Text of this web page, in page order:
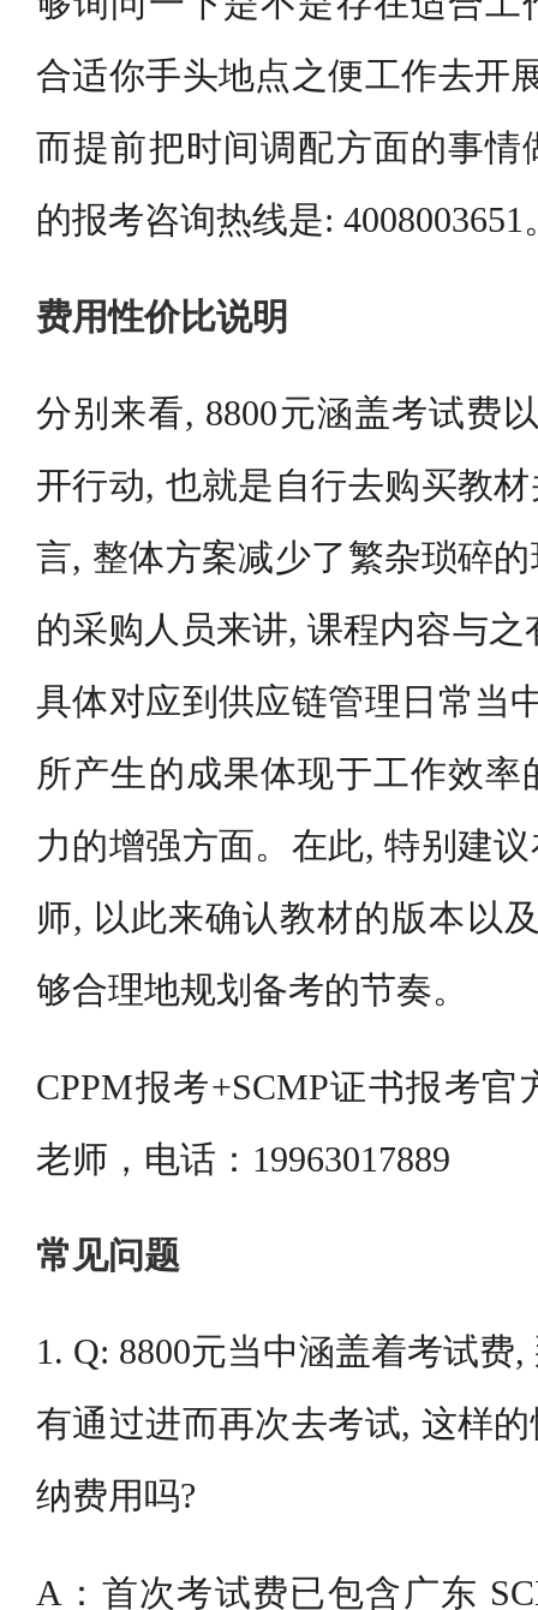
合适你手头地点之便工作去开
而提前把时间调配方面的事情
的报考咨询热线是: 4008003651
费用性价比说明
分别来看, 8800元涵盖考试费
开行动, 也就是自行去购买教
言, 整体方案减少了繁杂琐碎
的采购人员来讲, 课程内容与
具体对应到供应链管理日常当
所产生的成果体现于工作效
力的增强方面。在此, 特别建
师, 以此来确认教材的版本以
够合理地规划备考的节奏。
CPPM报考+SCMP证书报考
老师，电话：19963017889
常见问题
1. Q: 8800元当中涵盖着考试费
有通过进而再次去考试, 这样
纳费用吗?
A：首次考试费已包含广东